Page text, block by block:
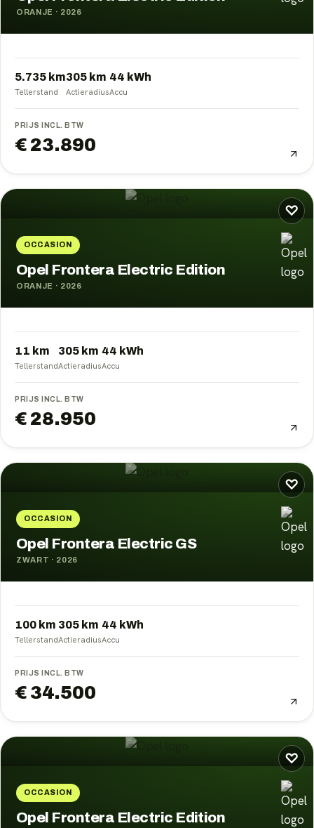
ORANJE · 2026
5.735 km
Tellerstand
305 km
Actieradius
44 kWh
Accu
PRIJS INCL. BTW
€ 23.890
♡
OCCASION
Opel Frontera Electric Edition
ORANJE · 2026
11 km
Tellerstand
305 km
Actieradius
44 kWh
Accu
PRIJS INCL. BTW
€ 28.950
♡
OCCASION
Opel Frontera Electric GS
ZWART · 2026
100 km
Tellerstand
305 km
Actieradius
44 kWh
Accu
PRIJS INCL. BTW
€ 34.500
♡
OCCASION
Opel Frontera Electric Edition